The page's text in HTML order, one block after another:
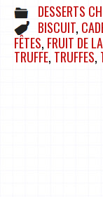
DESSERTS
BISCUIT,
FÊTES, FRUIT DE
TRUFFE, TRUFFES,